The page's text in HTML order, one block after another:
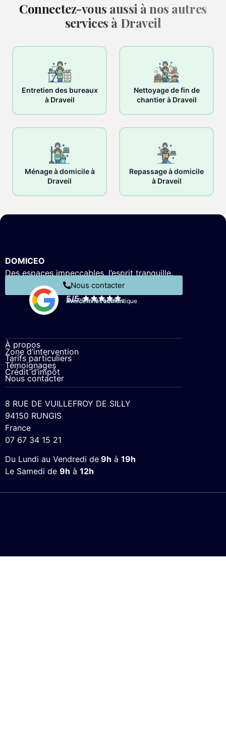
Connectez-vous aussi à nos autres
services à Draveil
Entretien des bureaux
à Draveil
Nettoyage de fin de
chantier à Draveil
Ménage à domicile à
Draveil
Repassage à domicile
à Draveil
DOMICEO
Des espaces impeccables, l’esprit tranquille.
Nous contacter
5/5
Sur 26 avis récoltés
Avis certifiés authentique
À propos
Zone d’intervention
Tarifs particuliers
Témoignages
Crédit d’impôt
Nous contacter
8 RUE DE VUILLEFROY DE SILLY
94150 RUNGIS
France
07 67 34 15 21
Du Lundi au Vendredi de 9h à 19h
Le Samedi de 9h à 12h